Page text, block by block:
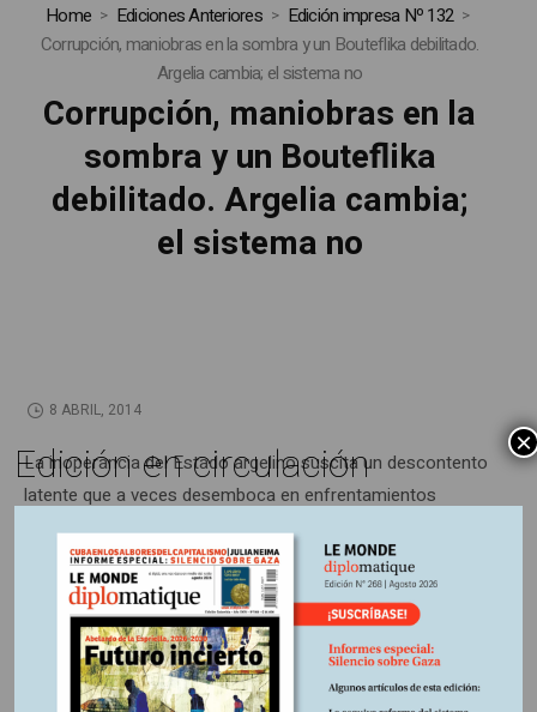
Home Ediciones Anteriores
Edición impresa Nº 132
Corrupción, maniobras en la sombra y un Bouteflika debilitado.
Argelia cambia; el sistema no
Corrupción, maniobras en la
sombra y un Bouteflika
debilitado. Argelia cambia;
el sistema no
8 ABRIL, 2014
La inoperancia del Estado argelino suscita un descontento
latente que a veces desemboca en enfrentamientos
sangrientos, como los que estallaron en Ghardaia en
marzo. En este contexto, la candidatura de Bouteflika en
las elecciones presidenciales del 17 de abril, provoca la
exasperación de la población.
Edición en circulación ×